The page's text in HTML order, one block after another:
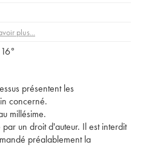
plus...
16°
présentent les
concerné.
millésime.
un droit d'auteur. Il est interdit
préalablement la